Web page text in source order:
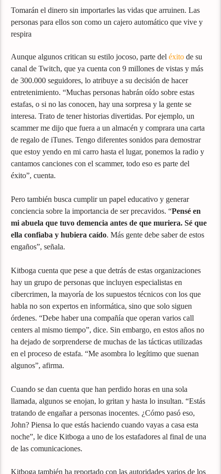
Tomarán el dinero sin importarles las vidas que arruinen. Las
personas para ellos son como un cajero automático que vive y
respira
Aunque algunos critican su estilo jocoso, parte deléxito de su
canal de Twitch, que ya cuenta con 9 millones de vistas y más
de 300.000 seguidores, lo atribuye a su decisión de hacer
entretenimiento. “Muchas personas habrán oído sobre estas
estafas, o si no las conocen, hay una sorpresa y la gente se
interesa. Trato de tener historias divertidas. Por ejemplo, un
scammer me dijo que fuera a un almacén y comprara una carta
de regalo de iTunes. Tengo diferentes sonidos para demostrar
que estoy yendo en mi carro hasta el lugar, ponemos la radio y
cantamos canciones con el scammer, todo eso es parte del
éxito”, cuenta.
Pero también busca cumplir un papel educativo y generar
conciencia sobre la importancia de ser precavidos. “Pensé en
mi abuela que tuvo demencia antes de que muriera. Sé que
ella confiaba y hubiera caído. Más gente debe saber de estos
engaños”, señala.
Kitboga cuenta que pese a que detrás de estas organizaciones
hay un grupo de personas que incluyen especialistas en
cibercrimen, la mayoría de los supuestos técnicos con los que
habla no son expertos en informática, sino que solo siguen
órdenes. “Debe haber una compañía que operan varios call
centers al mismo tiempo”, dice. Sin embargo, en estos años no
ha dejado de sorprenderse de muchas de las tácticas utilizadas
en el proceso de estafa. “Me asombra lo legítimo que suenan
algunos”, afirma.
Cuando se dan cuenta que han perdido horas en una sola
llamada, algunos se enojan, lo gritan y hasta lo insultan. “Estás
tratando de engañar a personas inocentes. ¿Cómo pasó eso,
John? Piensa lo que estás haciendo cuando vayas a casa esta
noche”, le dice Kitboga a uno de los estafadores al final de una
de las comunicaciones.
Kitboga también ha reportado con las autoridades varios de los